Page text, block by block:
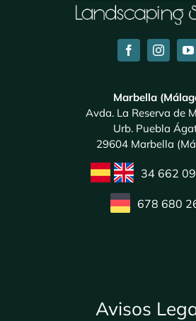
Marbella
Avda. La Reserva de
Urb. Puebla
29604 Marbella
34 662
678 680
Avisos